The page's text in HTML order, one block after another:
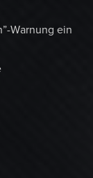
Warnung ein